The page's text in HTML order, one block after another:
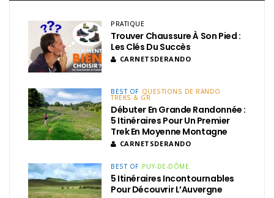
PRATIQUE
Trouver Chaussure À Son Pied :
Les Clés Du Succès
CARNETSDERANDO
BEST OF QUESTIONS DE RANDO
TREKS & GR
Débuter En Grande Randonnée :
5 Itinéraires Pour Un Premier
Trek En Moyenne Montagne
CARNETSDERANDO
BEST OF PUY-DE-DÔME
5 Itinéraires Incontournables
Pour Découvrir L’Auvergne